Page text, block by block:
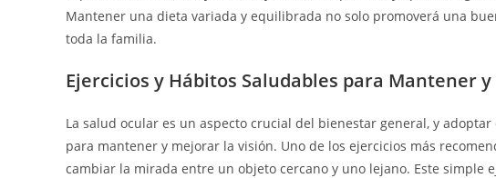
Mantener una dieta variada y equilibrada no solo promoverá una
toda la familia.
Ejercicios y Hábitos Saludables para Mantener
La salud ocular es un aspecto crucial del bienestar general, y
para mantener y mejorar la visión. Uno de los ejercicios más
cambiar la mirada entre un objeto cercano y uno lejano. Este simple